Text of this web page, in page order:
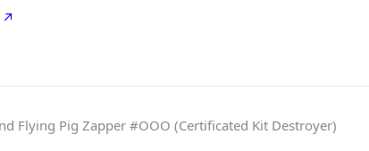
Flying Pig Zapper #OOO (Certificated Kit Destroyer)